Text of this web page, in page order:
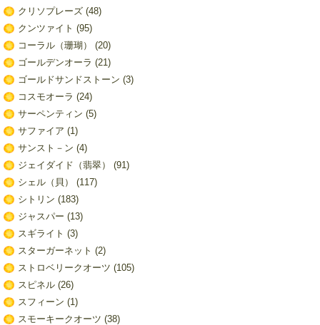
クリソプレーズ(48)
クンツァイト (95)
コーラル（珊瑚）
(20)
ゴールデンオーラ (21)
ゴールドサンドストーン (3)
コスモオーラ (24)
サーペンティン (5)
サファイア (1)
サンスト－ン (4)
ジェイダイド（翡翠）
(91)
シェル（貝）
(117)
シトリン (183)
ジャスパー (13)
スギライト (3)
スターガーネット (2)
ストロベリークオーツ (105)
スピネル(26)
スフィーン (1)
スモーキークオーツ (38)